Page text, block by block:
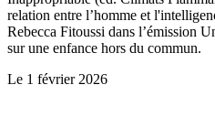
relation entre l’homme et
Rebecca Fitoussi dans l’émission
sur une enfance hors du commun.
Le 1 février 2026